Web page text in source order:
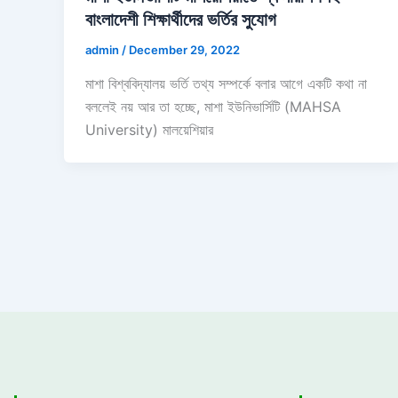
বাংলাদেশী শিক্ষার্থীদের ভর্তির সুযোগ
admin / December 29, 2022
মাশা বিশ্ববিদ্যালয় ভর্তি তথ্য সম্পর্কে বলার আগে একটি কথা না
বললেই নয় আর তা হচ্ছে, মাশা ইউনিভার্সিটি (MAHSA
University) মালয়েশিয়ার